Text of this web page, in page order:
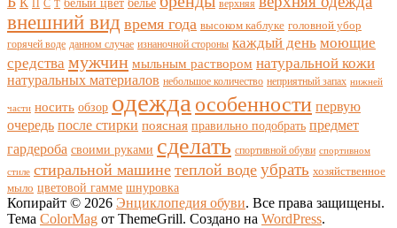
К П С Т белый цвет белье верхняя
внешний вид время года высоком каблуке головной убор
горячей воде данном случае изнаночной стороны каждый день моющие
средства мужчин мыльным раствором натуральной кожи
натуральных материалов небольшое количество неприятный запах нижней
части носить обзор одежда особенности первую
очередь после стирки поясная правильно подобрать предмет
гардероба своими руками сделать спортивной обуви спортивном
стиле стиральной машине теплой воде убрать хозяйственное
мыло цветовой гамме шнуровка
Копирайт © 2026 Энциклопедия обуви. Все права защищены.
Тема ColorMag от ThemeGrill. Создано на WordPress.